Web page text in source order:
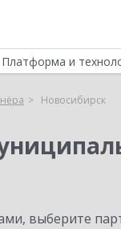
Платформа и
Новосибирск
выберите